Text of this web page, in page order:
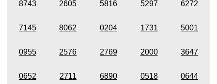
8743 2605 5816 5297 6272
7145 8062 0204 1731 5001
0955 2576 2769 2000 3647
0652 2711 6890 0518 0644